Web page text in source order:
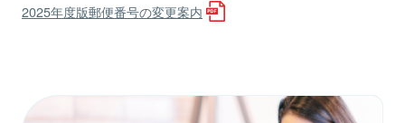
2025年度版郵便番号の変更案内